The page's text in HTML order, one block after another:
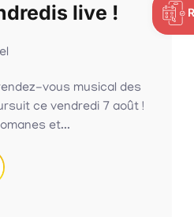
live !
vous musical des
ce vendredi 7 août !
et...